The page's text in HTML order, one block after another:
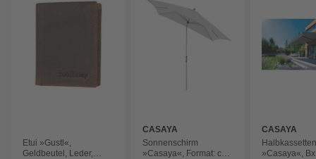
Etui »Gustl«,
Geldbeutel, Leder,
CASAYA
Sonnenschirm
»Casaya«, Format: cm,
CASAYA
»Casaya«,